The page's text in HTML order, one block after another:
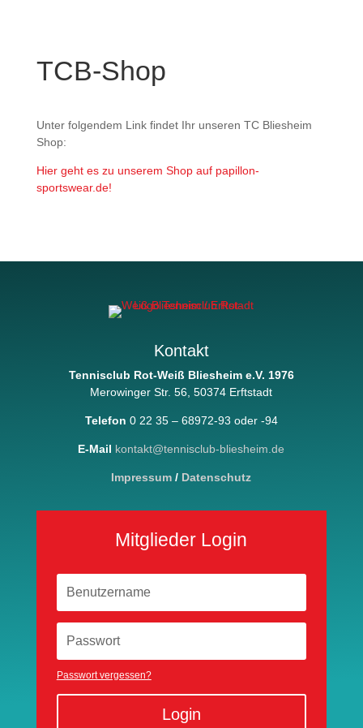
TCB-Shop
Unter folgendem Link findet Ihr unseren TC Bliesheim
Shop:
Hier geht es zu unserem Shop auf papillon-
sportswear.de!
Kontakt
Tennisclub Rot-Weiß Bliesheim e.V. 1976
Merowinger Str. 56, 50374 Erftstadt
Telefon 0 22 35 – 68972-93 oder -94
E-Mail kontakt@tennisclub-bliesheim.de
Impressum / Datenschutz
Mitglieder Login
Passwort vergessen?
Login